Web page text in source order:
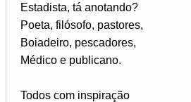
Estadista, tá anotando?
Poeta, filósofo, pastores,
Boiadeiro, pescadores,
Médico e publicano.
Todos com inspiração